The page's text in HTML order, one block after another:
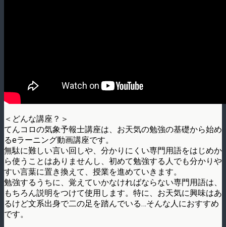
＜どんな講座？＞
てんコロの気象予報士講座は、お天気の勉強の基礎から始め
るeラーニング動画講座です。
無駄に難しい言い回しや、分かりにくい専門用語をはじめか
ら使うことはありませんし、初めて勉強する人でも分かりや
すい言葉に置き換えて、授業を進めていきます。
勉強するうちに、覚えていかなければならない専門用語は、
もちろん説明をつけて使用します。特に、お天気に興味はあ
るけど文系出身で二の足を踏んでいる…そんな人におすすめ
です。